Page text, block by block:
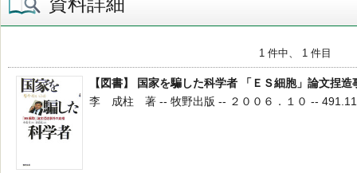
1 件中、 1 件目
【図書】 国家を騙した科学者 「ＥＳ細胞」論文捏造
李 成柱 著 -- 牧野出版 -- ２００６．１０ -- 491.11